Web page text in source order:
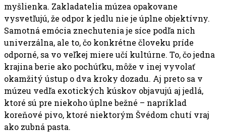
myšlienka. Zakladatelia múzea opakovane
vysvetľujú, že odpor k jedlu nie je úplne objektívny.
Samotná emócia znechutenia je síce podľa nich
univerzálna, ale to, čo konkrétne človeku príde
odporné, sa vo veľkej miere učí kultúrne. To, čo jedna
krajina berie ako pochúťku, môže v inej vyvolať
okamžitý ústup o dva kroky dozadu. Aj preto sa v
múzeu vedľa exotických kúskov objavujú aj jedlá,
ktoré sú pre niekoho úplne bežné – napríklad
koreňové pivo, ktoré niektorým Švédom chutí vraj
ako zubná pasta.